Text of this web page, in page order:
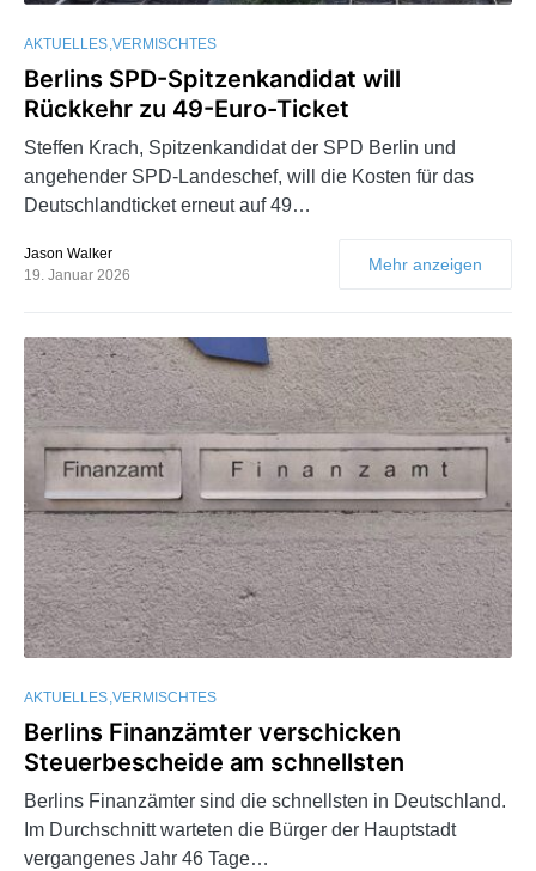
AKTUELLES VERMISCHTES
Berlins SPD-Spitzenkandidat will
Rückkehr zu 49-Euro-Ticket
Steffen Krach, Spitzenkandidat der SPD Berlin und
angehender SPD-Landeschef, will die Kosten für das
Deutschlandticket erneut auf 49…
Jason Walker
19. Januar 2026
Mehr anzeigen
AKTUELLES VERMISCHTES
Berlins Finanzämter verschicken
Steuerbescheide am schnellsten
Berlins Finanzämter sind die schnellsten in Deutschland.
Im Durchschnitt warteten die Bürger der Hauptstadt
vergangenes Jahr 46 Tage…